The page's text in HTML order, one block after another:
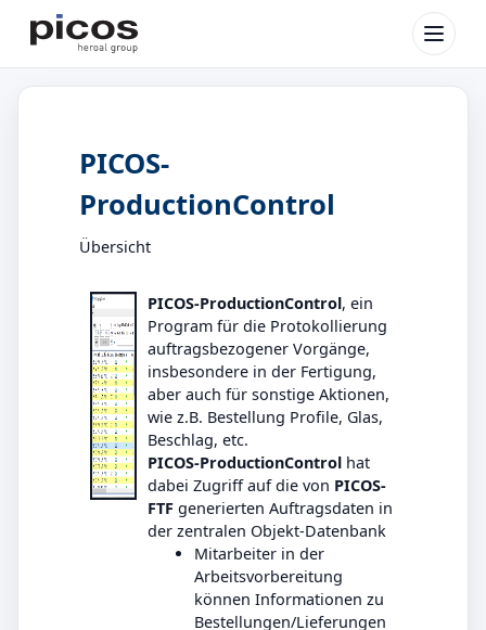
Menü
PICOS-
ProductionControl
Übersicht
PICOS-ProductionControl, ein
Program für die Protokollierung
auftragsbezogener Vorgänge,
insbesondere in der Fertigung,
aber auch für sonstige Aktionen,
wie z.B. Bestellung Profile, Glas,
Beschlag, etc.
PICOS-ProductionControl hat
dabei Zugriff auf die von PICOS-
FTF generierten Auftragsdaten in
der zentralen Objekt-Datenbank
Mitarbeiter in der
Arbeitsvorbereitung
können Informationen zu
Bestellungen/Lieferungen